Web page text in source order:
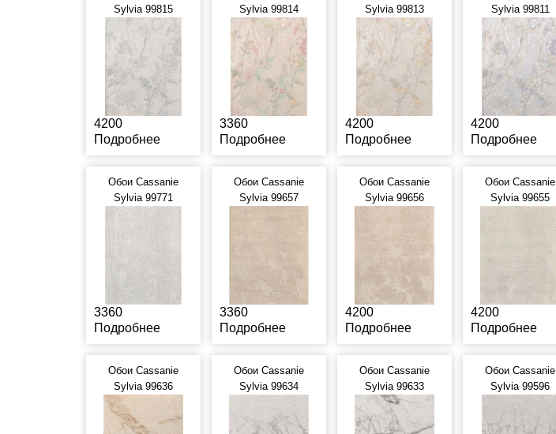
Sylvia 99815
4200
Подробнее
Sylvia 99814
3360
Подробнее
Sylvia 99813
4200
Подробнее
Sylvia 99811
4200
Подробнее
Обои Cassanie
Sylvia 99771
3360
Подробнее
Обои Cassanie
Sylvia 99657
3360
Подробнее
Обои Cassanie
Sylvia 99656
4200
Подробнее
Обои Cassanie
Sylvia 99655
4200
Подробнее
Обои Cassanie
Sylvia 99636
Обои Cassanie
Sylvia 99634
Обои Cassanie
Sylvia 99633
Обои Cassanie
Sylvia 99596